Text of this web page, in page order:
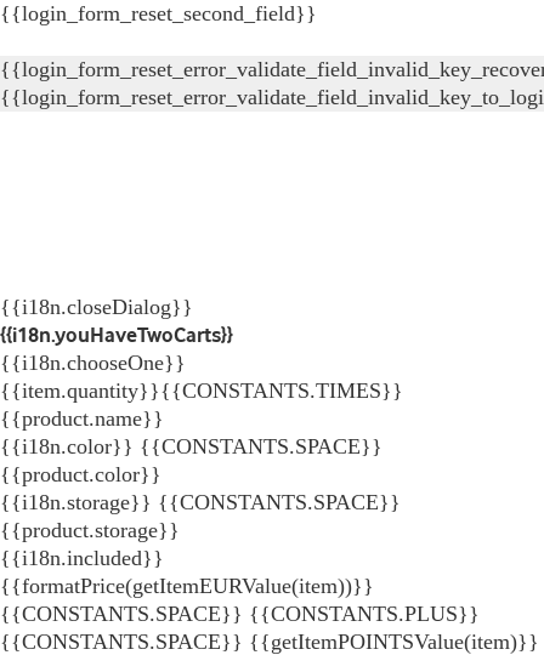
{{login_form_reset_second_field}}
{{i18n.closeDialog}}
{{i18n.youHaveTwoCarts}}
{{i18n.chooseOne}}
{{item.quantity}}{{CONSTANTS.TIMES}}
{{product.name}}
{{i18n.color}} {{CONSTANTS.SPACE}}
{{product.color}}
{{i18n.storage}} {{CONSTANTS.SPACE}}
{{product.storage}}
{{i18n.included}}
{{formatPrice(getItemEURValue(item))}}
{{CONSTANTS.SPACE}} {{CONSTANTS.PLUS}}
{{CONSTANTS.SPACE}} {{getItemPOINTSValue(item)}}